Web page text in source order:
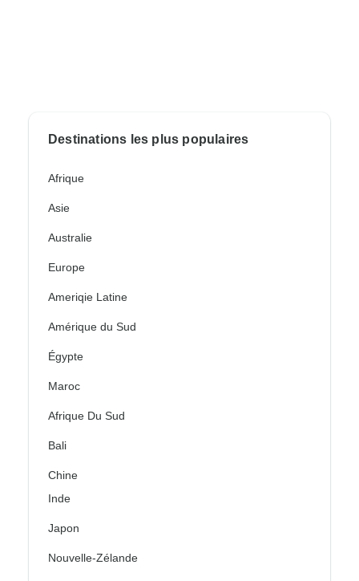
Destinations les plus populaires
Afrique
Asie
Australie
Europe
Ameriqie Latine
Amérique du Sud
Égypte
Maroc
Afrique Du Sud
Bali
Chine
Inde
Japon
Nouvelle-Zélande